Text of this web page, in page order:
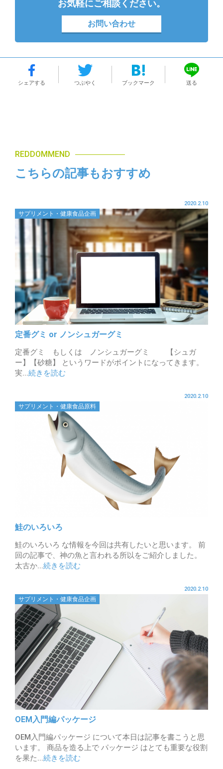
お気軽にご相談ください。
お問い合わせ
シェアする つぶやく ブックマーク 送る
REDDOMMEND
こちらの記事もおすすめ
サプリメント・健康食品企画
2020.2.10
定番グミ or ノンシュガーグミ
定番グミ もしくは ノンシュガーグミ 【シュガ
ー】【砂糖】 というワードがポイントになってきます。
実...続きを読む
サプリメント・健康食品原料
2020.2.10
鮭のいろいろ
鮭のいろいろ な情報を今回は共有したいと思います。 前
回の記事で、神の魚と言われる所以をご紹介しました。
太古か...続きを読む
サプリメント・健康食品企画
2020.2.10
OEM入門編パッケージ
OEM入門編パッケージ について本日は記事を書こうと思
います。 商品を造る上で パッケージ はとても重要な役割
を果た...続きを読む